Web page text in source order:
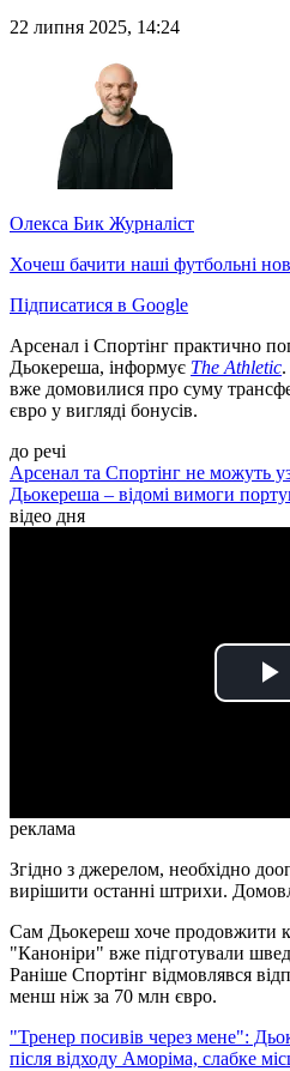
22 липня 2025, 14:24
Олекса Бик Журналіст
Хочеш бачити наші футбольні
Підписатися в Google
Арсенал і Спортінг практично
Дьокереша, інформує The Athletic
вже домовилися про суму
євро у вигляді бонусів.
до речі
Арсенал та Спортінг не можуть
Дьокереша – відомі вимоги
відео дня
реклама
Згідно з джерелом, необхідно
вирішити останні штрихи.
Сам Дьокереш хоче продовжити
"Каноніри" вже підготували
Раніше Спортінг відмовлявся
менш ніж за 70 млн євро.
"Тренер посивів через мене":
після відходу Аморіма, слабке